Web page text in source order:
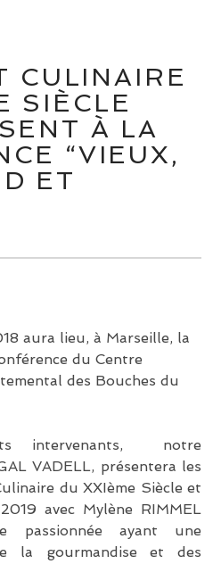
CULINAIRE
SIÈCLE
À LA
“VIEUX,
ET
aura lieu, à Marseille, la
du Centre
des Bouches du
intervenants, notre
VADELL, présentera les
du XXIème Siècle et
avec Mylène RIMMEL
passionnée ayant une
la gourmandise et des